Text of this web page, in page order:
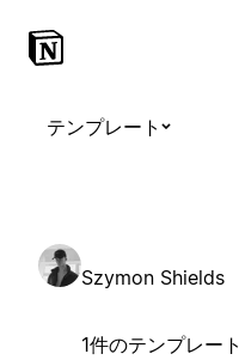
テンプレート
Szymon Shields
1件のテンプレート